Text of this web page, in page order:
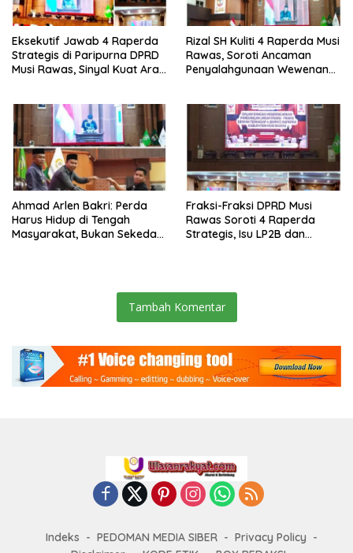
Eksekutif Jawab 4 Raperda
Strategis di Paripurna DPRD
Musi Rawas, Sinyal Kuat Arah
Rizal SH Kuliti 4 Raperda Musi
Rawas, Soroti Ancaman
Penyalahgunaan Wewenang
Ahmad Arlen Bakri: Perda
Harus Hidup di Tengah
Masyarakat, Bukan Sekedar
Fraksi-Fraksi DPRD Musi
Rawas Soroti 4 Raperda
Strategis, Isu LP2B dan
Tambah Komentar
Indeks PEDOMAN MEDIA SIBER
Privacy Policy